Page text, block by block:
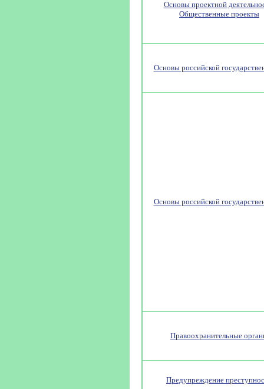
Основы проектной
Общественные проекты
Основы российской
Основы российской
Правоохранительные
Предупреждение